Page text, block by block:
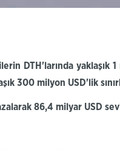
DTH'larındayaklaşık 1
300 milyon USD'lik
86,4 milyar USD